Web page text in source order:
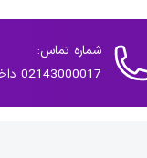
شماره تماس:
02143000017 داخلی 2